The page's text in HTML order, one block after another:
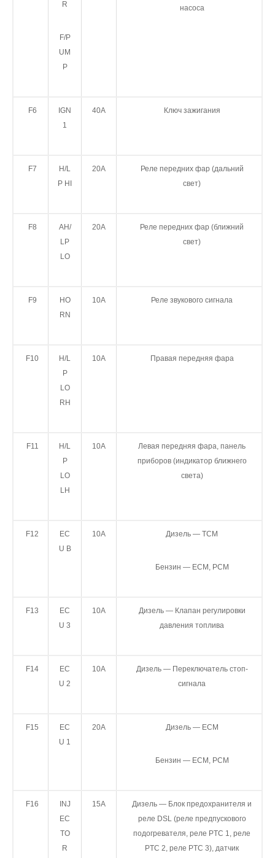
R
F/P
UM
P
насоса
F6
IGN
1
40A Ключ зажигания
F7
H/L
P HI
20A
Реле передних фар (дальний
свет)
F8
AH/
LP
LO
20A
Реле передних фар (ближний
свет)
F9
HO
RN
10А Реле звукового сигнала
F10
H/L
P
LO
RH
10А Правая передняя фара
F11
H/L
P
LO
LH
10А
Левая передняя фара, панель
приборов (индикатор ближнего
света)
F12
EC
U B
10A Дизель — TCM
Бензин — ECM, PCM
F13
EC
U 3
10A
Дизель — Клапан регулировки
давления топлива
F14
EC
U 2
10А
Дизель — Переключатель стоп-
сигнала
F15
EC
U 1
20A Дизель — ECM
Бензин — ECM, PCM
F16
INJ
EC
TO
R
15A
Дизель — Блок предохранителя и
реле DSL (реле предпускового
подогревателя, реле PTC 1, реле
PTC 2, реле PTC 3), датчик